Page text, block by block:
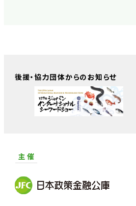
後援・協力団体からのお知らせ
主 催